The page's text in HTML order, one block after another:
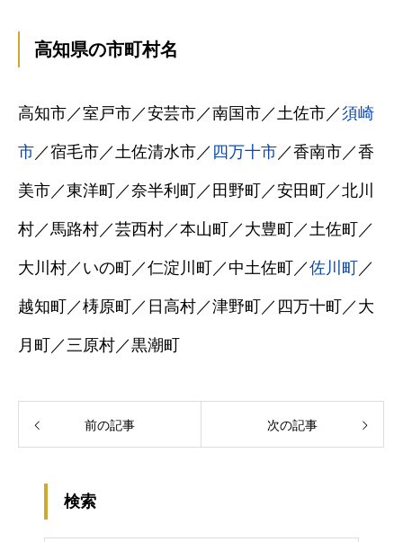
高知県の市町村名
高知市／室戸市／安芸市／南国市／土佐市／須崎
市／宿毛市／土佐清水市／ 四万十市／香南市／香
美市／東洋町／奈半利町／田野町／安田町／北川
村／馬路村／芸西村／本山町／大豊町／土佐町／
大川村／いの町／仁淀川町／中土佐町／佐川町 ／
越知町／梼原町／日高村／津野町／四万十町／大
月町／三原村／黒潮町
前の記事 次の記事
検索